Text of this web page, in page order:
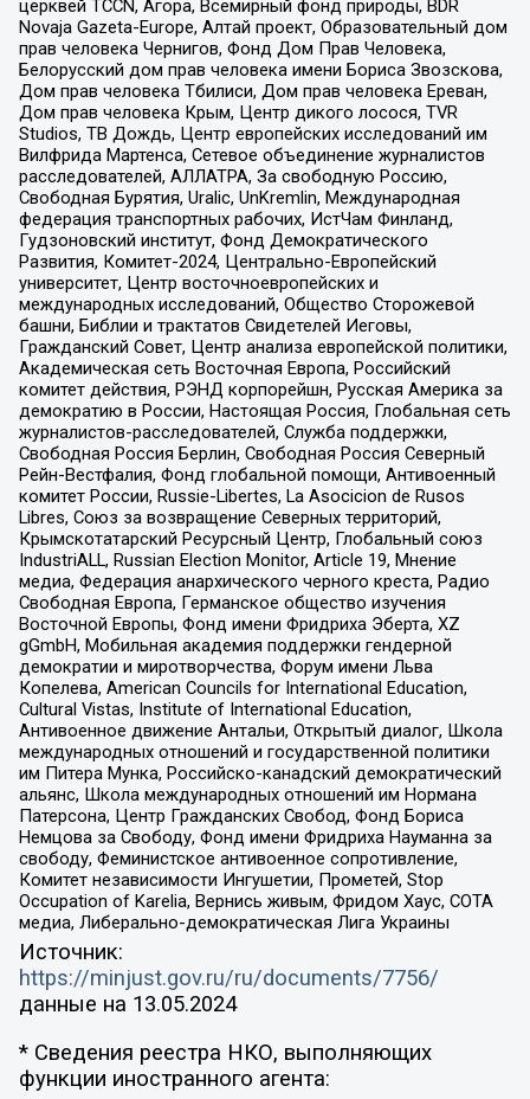
церквей TCCN, Агора, Всемирный фонд природы, BDR
Novaja Gazeta-Europe, Алтай проект, Образовательный дом
прав человека Чернигов, Фонд Дом Прав Человека,
Белорусский дом прав человека имени Бориса Звозскова,
Дом прав человека Тбилиси, Дом прав человека Ереван,
Дом прав человека Крым, Центр дикого лосося, TVR
Studios, ТВ Дождь, Центр европейских исследований им
Вилфрида Мартенса, Сетевое объединение журналистов
расследователей, АЛЛАТРА, За свободную Россию,
Свободная Бурятия, Uralic, UnKremlin, Международная
федерация транспортных рабочих, ИстЧам Финланд,
Гудзоновский институт, Фонд Демократического
Развития, Комитет-2024, Центрально-Европейский
университет, Центр восточноевропейских и
международных исследований, Общество Сторожевой
башни, Библии и трактатов Свидетелей Иеговы,
Гражданский Совет, Центр анализа европейской политики,
Академическая сеть Восточная Европа, Российский
комитет действия, РЭНД корпорейшн, Русская Америка за
демократию в России, Настоящая Россия, Глобальная сеть
журналистов-расследователей, Служба поддержки,
Свободная Россия Берлин, Свободная Россия Северный
Рейн-Вестфалия, Фонд глобальной помощи, Антивоенный
комитет России, Russie-Libertes, La Asocicion de Rusos
Libres, Союз за возвращение Северных территорий,
Крымскотатарский Ресурсный Центр, Глобальный союз
IndustriALL, Russian Election Monitor, Article 19, Мнение
медиа, Федерация анархического черного креста, Радио
Свободная Европа, Германское общество изучения
Восточной Европы, Фонд имени Фридриха Эберта, XZ
gGmbH, Мобильная академия поддержки гендерной
демократии и миротворчества, Форум имени Льва
Копелева, American Councils for International Education,
Cultural Vistas, Institute of International Education,
Антивоенное движение Антальи, Открытый диалог, Школа
международных отношений и государственной политики
им Питера Мунка, Российско-канадский демократический
альянс, Школа международных отношений им Нормана
Патерсона, Центр Гражданских Свобод, Фонд Бориса
Немцова за Свободу, Фонд имени Фридриха Науманна за
свободу, Феминистское антивоенное сопротивление,
Комитет независимости Ингушетии, Прометей, Stop
Occupation of Karelia, Вернись живым, Фридом Хаус, СОТА
медиа, Либерально-демократическая Лига Украины
Источник:
https://minjust.gov.ru/ru/documents/7756/
данные на 13.05.2024
* Сведения реестра НКО, выполняющих
функции иностранного агента: